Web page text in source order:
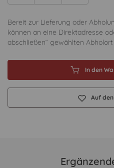
Bereit zur Lieferung oder
können an eine Direktadresse
abschließen“ gewählten
In den
Auf